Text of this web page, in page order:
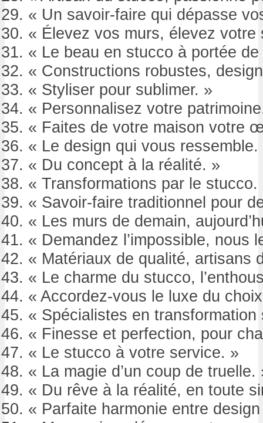
« Un savoir-faire qui dépasse
« Élevez vos murs, élevez votre
« Le beau en stucco à portée
« Constructions robustes,
« Styliser pour sublimer. »
« Personnalisez votre
« Faites de votre maison votre
« Le design qui vous ressemble.
« Du concept à la réalité. »
« Transformations par le stucco.
« Savoir-faire traditionnel pour
« Les murs de demain,
« Demandez l’impossible, nous
« Matériaux de qualité, artisans
« Le charme du stucco,
« Accordez-vous le luxe du
« Spécialistes en transformation
« Finesse et perfection, pour
« Le stucco à votre service. »
« La magie d’un coup de truelle.
« Du rêve à la réalité, en toute
« Parfaite harmonie entre